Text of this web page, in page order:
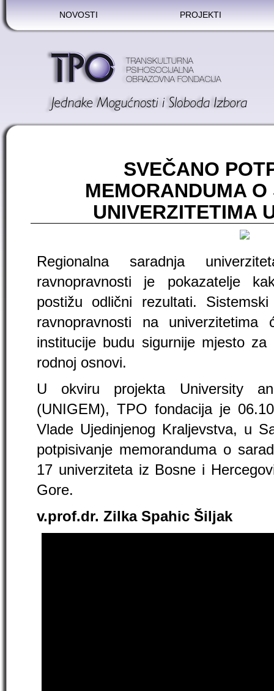
NOVOSTI PROJEKTI
SVEČANO
MEMORANDUMA
UNIVERZITETIMA
Regionalna saradnja
ravnopravnosti je pokazatelje
postižu odlični rezultati.
ravnopravnosti na
institucije budu sigurnije mjesto
rodnoj osnovi.
U okviru projekta University
(UNIGEM), TPO fondacija je
Vlade Ujedinjenog Kraljevstva, u
potpisivanje memoranduma o
17 univerziteta iz Bosne i
Gore.
v.prof.dr. Zilka Spahic Šiljak